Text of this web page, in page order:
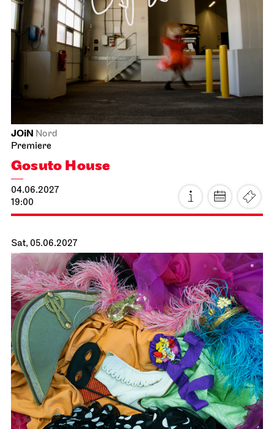
Premiere
Triple Bill
FOR MAURICE
04.06.2027
19:00 - 21:30
JOiN
Premiere
Gosuto House
04.06.2027
19:00